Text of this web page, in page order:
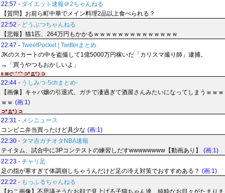
22:57 - ダイエット速報＠2ちゃんねる
【質問】お前ら町中華でメイン料理2品以上食べられる？
22:52 - どうぶつちゃんねる
【悲報】猫1匹、264万円もかかるｗｗｗｗｗｗｗｗｗｗｗｗｗｗ
22:47 - TweetPocket | Twitterまとめ
JKのスカートの中を盗撮して1億5000万円稼いだ「カリスマ撮り師」逮捕。
→「買うやつもおかしいよ」
22:44 - うしみつ-5chまとめ-
【画像】キャバ嬢の引退式、ガチで凄過ぎて酒屋さんみたいになってしまうｗｗｗ
ｗｗ (画:1)
22:31 - メシニュース
コンビニ弁当買ったけど具少な (画:1)
22:30 - タマ吉ガチオタNBA速報
テイタム、試合中に3Pコンテストの練習しだすwwwwwwww【動画あり】
(画:1)
22:23 - チャリ足
足の指が寒すぎて体調崩しちゃうんだけど足の冷え対策でおすすめある？ (画:1)
22:22 - もっふるちゃんねる
【ねこ画像】不思議そうなお顔で見上げる子猫ちゃん達…純粋なお目々がたまりま